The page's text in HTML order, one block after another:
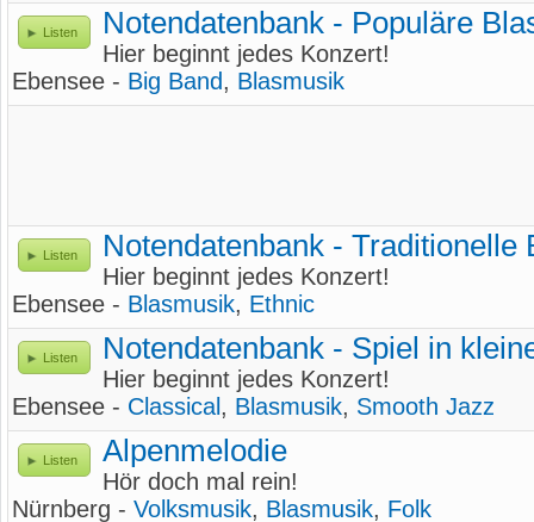
Listen Notendatenbank - Populäre
Hier beginnt jedes Konzert!
Ebensee - Big Band, Blasmusik
Listen Notendatenbank - Traditionelle
Hier beginnt jedes Konzert!
Ebensee - Blasmusik, Ethnic
Listen Notendatenbank - Spiel in
Hier beginnt jedes Konzert!
Ebensee - Classical , Blasmusik, Smooth Jazz
Listen Alpenmelodie
Hör doch mal rein!
Nürnberg - Volksmusik, Blasmusik, Folk